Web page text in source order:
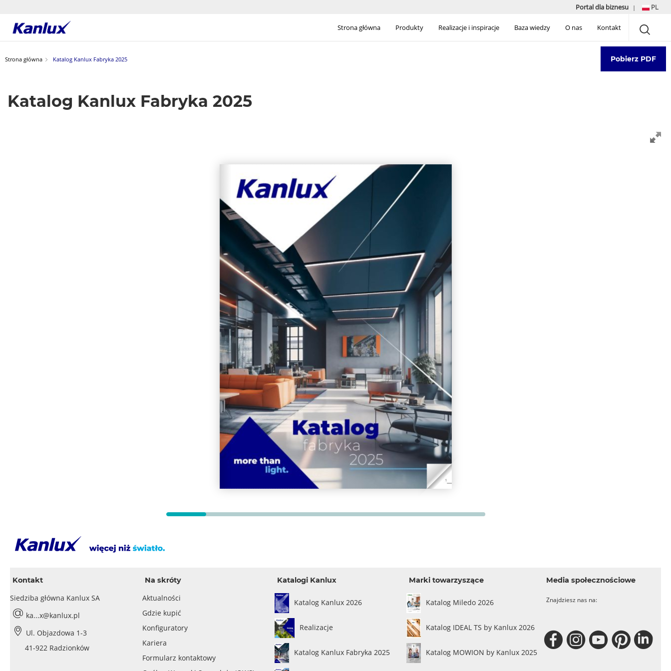
Portal dla biznesu | PL
Strona
Kanlux
Strona główna Produkty Realizacje i inspiracje Baza wiedzy O nas Kontakt
Strona główna Katalog Kanlux Fabryka 2025 Pobierz PDF
Katalog Kanlux Fabryka 2025
Kontakt
Siedziba główna Kanlux SA
ka...x@kanlux.pl
Ul. Objazdowa 1-3
41-922 Radzionków
Na skróty
Aktualności
Gdzie kupić
Konfiguratory
Kariera
Formularz kontaktowy
Katalogi Kanlux
Katalog Kanlux 2026
Realizacje
Katalog Kanlux Fabryka 2025
Marki towarzyszące
Katalog Miledo 2026
Katalog IDEAL TS by Kanlux 2026
Katalog MOWION by Kanlux 2025
Media społecznościowe
Znajdziesz nas na: